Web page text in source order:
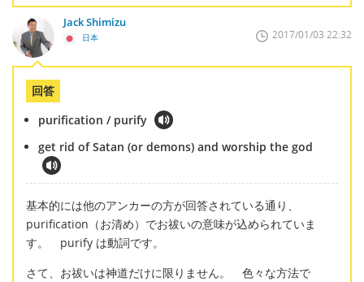
Jack Shimizu
日本 2017/01/03 22:32
回答
purification / purify
get rid of Satan (or demons) and worship the god
基本的には他のアンカーの方が回答されている通り、
purification（お清め）でお祓いの意味が込められていま
す。 purify は動詞です。
さて、お祓いは神道だけに限りません。 色々な方法で